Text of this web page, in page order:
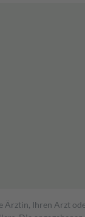
Ärztin, Ihren Arzt